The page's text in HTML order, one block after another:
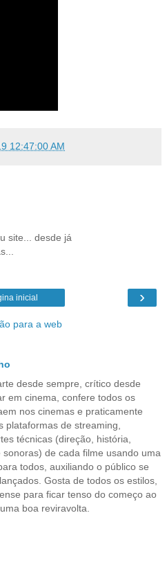
12:47:00 AM
site... desde já
›
inicial
para a web
desde sempre, crítico desde
em cinema, confere todos os
nos cinemas e praticamente
plataformas de streaming,
técnicas (direção, história,
de cada filme usando uma
todos, auxiliando o público se
Gosta de todos os estilos,
para ficar tenso do começo ao
boa reviravolta.